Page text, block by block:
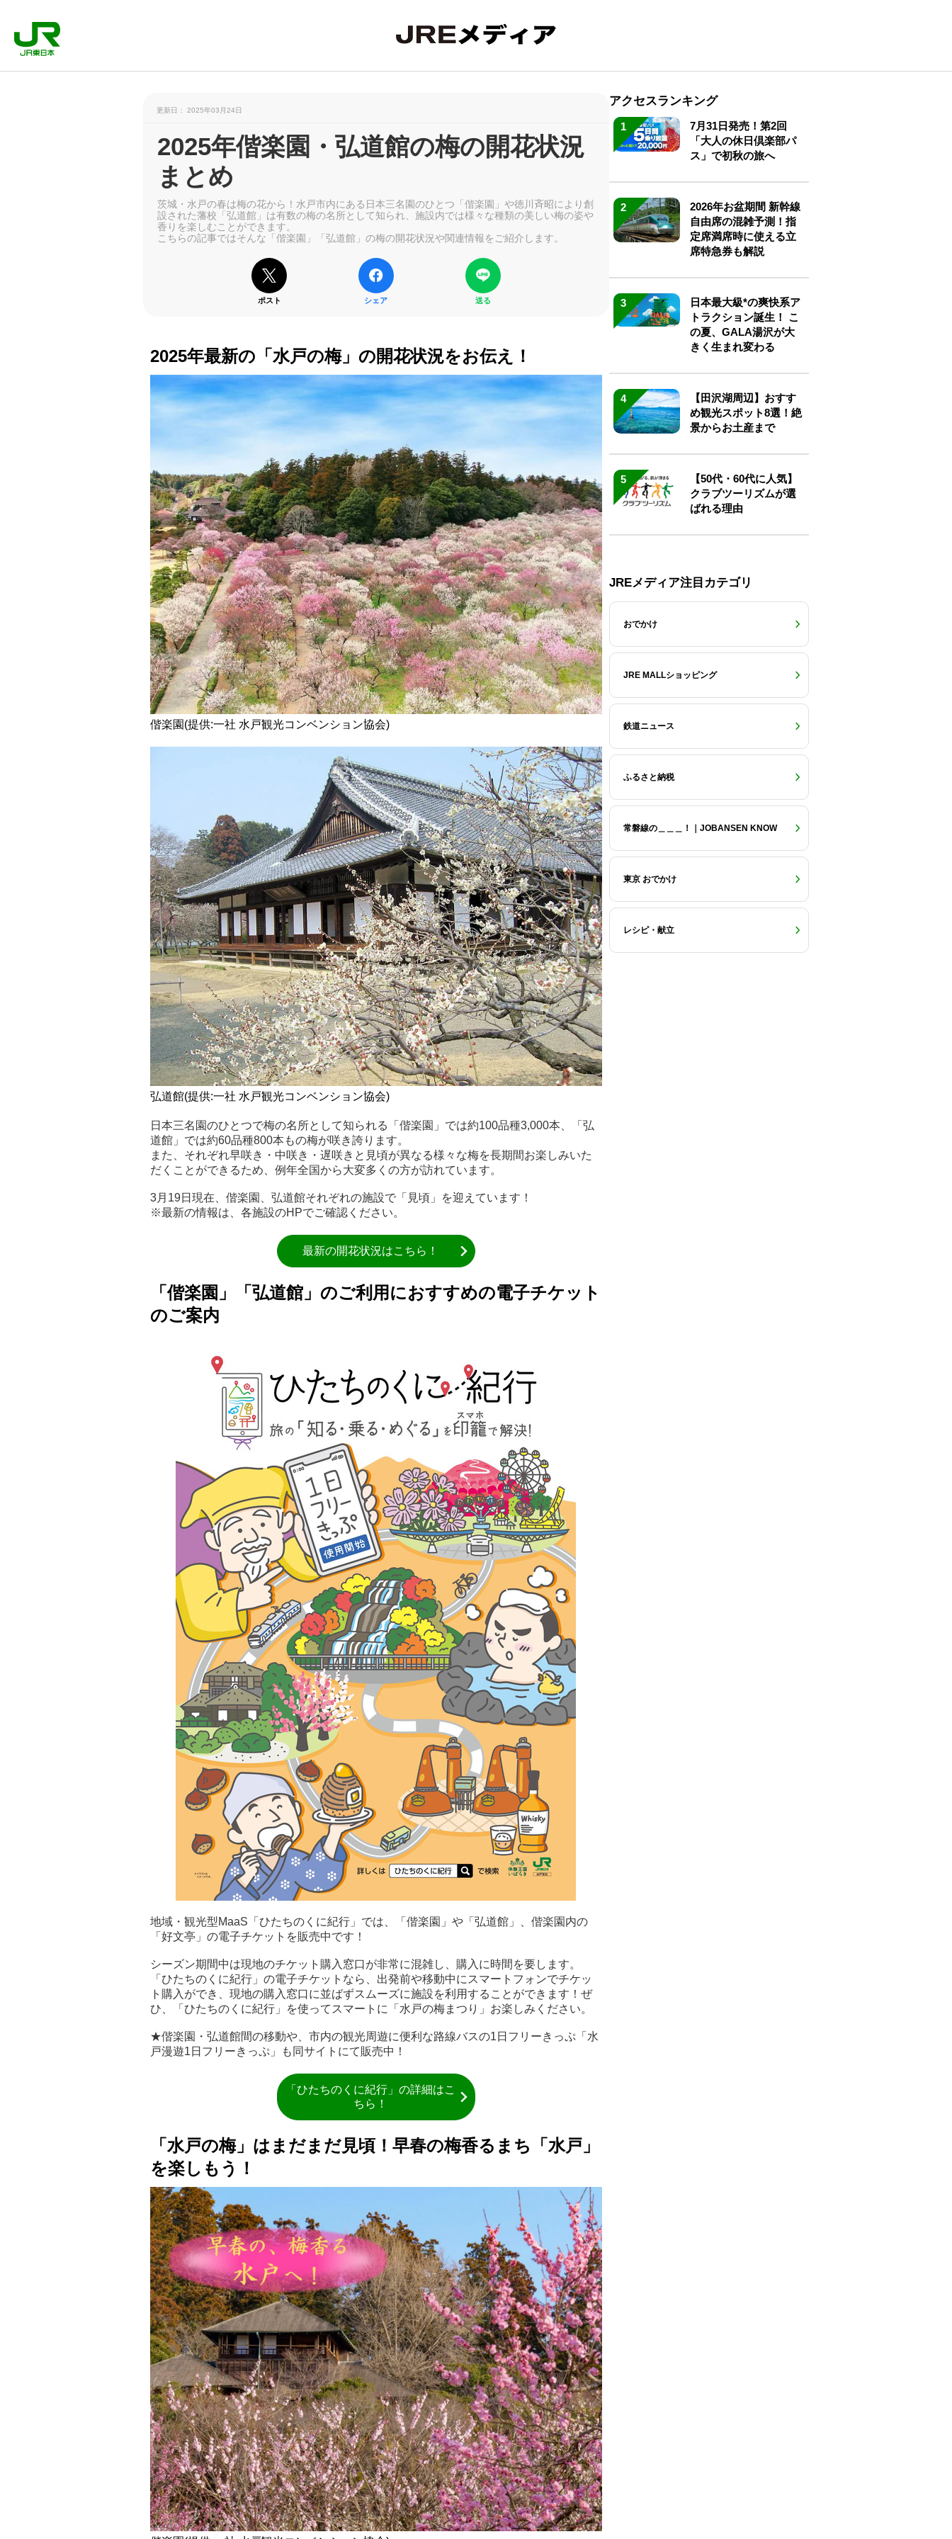
更新日： 2025年03月24日
2025年偕楽園・弘道館の梅の開花状況
まとめ
茨城・水戸の春は梅の花から！水戸市内にある日本三名園のひとつ「偕楽園」や徳川斉昭により創
設された藩校「弘道館」は有数の梅の名所として知られ、施設内では様々な種類の美しい梅の姿や
香りを楽しむことができます。
こちらの記事ではそんな「偕楽園」「弘道館」の梅の開花状況や関連情報をご紹介します。
ポスト シェア 送る
2025年最新の「水戸の梅」の開花状況をお伝え！
偕楽園(提供:一社 水戸観光コンベンション協会)
弘道館(提供:一社 水戸観光コンベンション協会)
日本三名園のひとつで梅の名所として知られる「偕楽園」では約100品種3,000本、「弘
道館」では約60品種800本もの梅が咲き誇ります。
また、それぞれ早咲き・中咲き・遅咲きと見頃が異なる様々な梅を長期間お楽しみいた
だくことができるため、例年全国から大変多くの方が訪れています。
3月19日現在、偕楽園、弘道館それぞれの施設で「見頃」を迎えています！
※最新の情報は、各施設のHPでご確認ください。
最新の開花状況はこちら！
「偕楽園」「弘道館」のご利用におすすめの電子チケット
のご案内
地域・観光型MaaS「ひたちのくに紀行」では、「偕楽園」や「弘道館」、偕楽園内の
「好文亭」の電子チケットを販売中です！
シーズン期間中は現地のチケット購入窓口が非常に混雑し、購入に時間を要します。
「ひたちのくに紀行」の電子チケットなら、出発前や移動中にスマートフォンでチケッ
ト購入ができ、現地の購入窓口に並ばずスムーズに施設を利用することができます！ぜ
ひ、「ひたちのくに紀行」を使ってスマートに「水戸の梅まつり」お楽しみください。
★偕楽園・弘道館間の移動や、市内の観光周遊に便利な路線バスの1日フリーきっぷ「水
戸漫遊1日フリーきっぷ」も同サイトにて販売中！
「ひたちのくに紀行」の詳細はこ
ちら！
「水戸の梅」はまだまだ見頃！早春の梅香るまち「水戸」
を楽しもう！
アクセスランキング
1
7月31日発売！第2回
「大人の休日倶楽部パ
ス」で初秋の旅へ
2
2026年お盆期間 新幹線
自由席の混雑予測！指
定席満席時に使える立
席特急券も解説
3
日本最大級*の爽快系ア
トラクション誕生！ こ
の夏、GALA湯沢が大
きく生まれ変わる
4
【田沢湖周辺】おすす
め観光スポット8選！絶
景からお土産まで
5
【50代・60代に人気】
クラブツーリズムが選
ばれる理由
JREメディア注目カテゴリ
おでかけ
JRE MALLショッピング
鉄道ニュース
ふるさと納税
常磐線の＿＿＿！｜JOBANSEN KNOW
東京 おでかけ
レシピ・献立